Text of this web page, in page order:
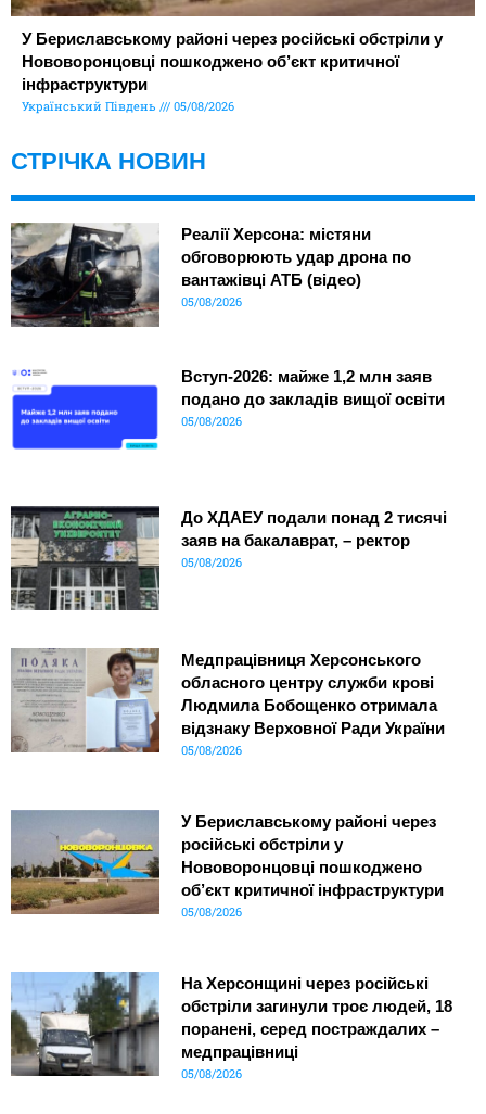
У Бериславському районі через російські обстріли у
Нововоронцовці пошкоджено об’єкт критичної
інфраструктури
Український Південь 05/08/2026
СТРІЧКА НОВИН
Реалії Херсона: містяни
обговорюють удар дрона по
вантажівці АТБ (відео)
05/08/2026
Вступ-2026: майже 1,2 млн заяв
подано до закладів вищої освіти
05/08/2026
До ХДАЕУ подали понад 2 тисячі
заяв на бакалаврат, – ректор
05/08/2026
Медпрацівниця Херсонського
обласного центру служби крові
Людмила Бобощенко отримала
відзнаку Верховної Ради України
05/08/2026
У Бериславському районі через
російські обстріли у
Нововоронцовці пошкоджено
об’єкт критичної інфраструктури
05/08/2026
На Херсонщині через російські
обстріли загинули троє людей, 18
поранені, серед постраждалих –
медпрацівниці
05/08/2026